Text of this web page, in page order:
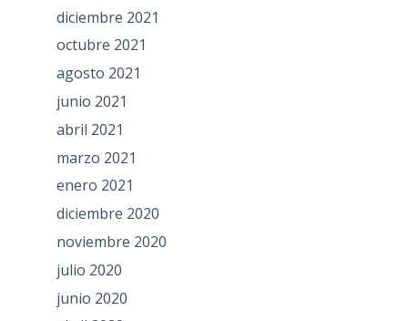
diciembre 2021
octubre 2021
agosto 2021
junio 2021
abril 2021
marzo 2021
enero 2021
diciembre 2020
noviembre 2020
julio 2020
junio 2020